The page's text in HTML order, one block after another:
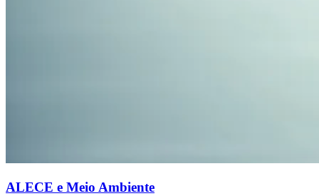
ALECE e Meio Ambiente